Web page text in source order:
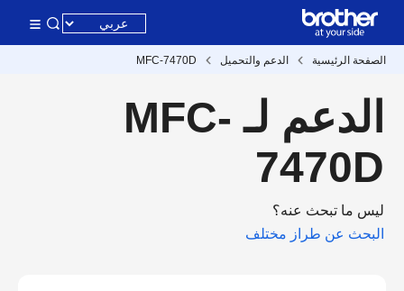
الصفحة الرئيسية الدعم والتحميل MFC-7470D
الدعم لـ MFC-
7470D
ليس ما تبحث عنه؟
البحث عن طراز مختلف